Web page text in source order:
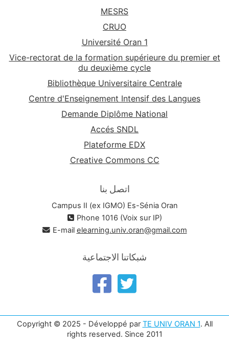
MESRS
CRUO
Université Oran 1
Vice-rectorat de la formation supérieure du premier et
du deuxième cycle
Bibliothèque Universitaire Centrale
Centre d'Enseignement Intensif des Langues
Demande Diplôme National
Accés SNDL
Plateforme EDX
Creative Commons CC
اتصل بنا
Campus II (ex IGMO) Es-Sénia Oran
Phone 1016 (Voix sur IP)
E-mail elearning.univ.oran@gmail.com
شبكاتنا الاجتماعية
Copyright © 2025 - Développé par TE UNIV ORAN 1. All
rights reserved. Since 2011